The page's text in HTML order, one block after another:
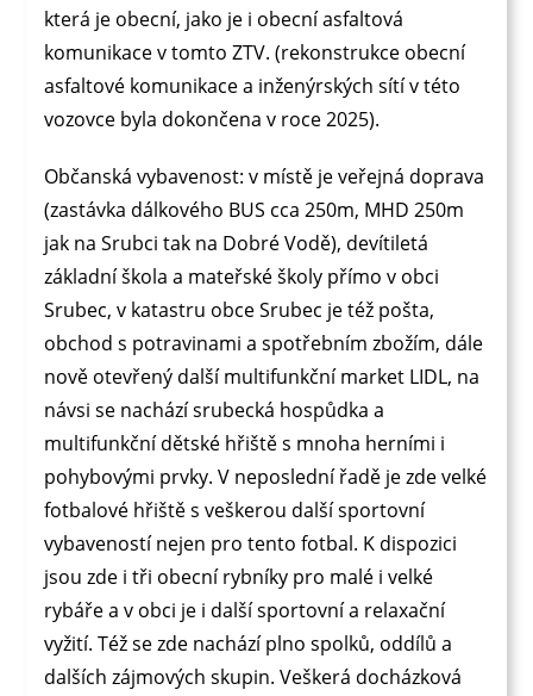
která je obecní, jako je i obecní asfaltová
komunikace v tomto ZTV. (rekonstrukce obecní
asfaltové komunikace a inženýrských sítí v této
vozovce byla dokončena v roce 2025).
Občanská vybavenost: v místě je veřejná doprava
(zastávka dálkového BUS cca 250m, MHD 250m
jak na Srubci tak na Dobré Vodě), devítiletá
základní škola a mateřské školy přímo v obci
Srubec, v katastru obce Srubec je též pošta,
obchod s potravinami a spotřebním zbožím, dále
nově otevřený další multifunkční market LIDL, na
návsi se nachází srubecká hospůdka a
multifunkční dětské hřiště s mnoha herními i
pohybovými prvky. V neposlední řadě je zde velké
fotbalové hřiště s veškerou další sportovní
vybaveností nejen pro tento fotbal. K dispozici
jsou zde i tři obecní rybníky pro malé i velké
rybáře a v obci je i další sportovní a relaxační
vyžití. Též se zde nachází plno spolků, oddílů a
dalších zájmových skupin. Veškerá docházková